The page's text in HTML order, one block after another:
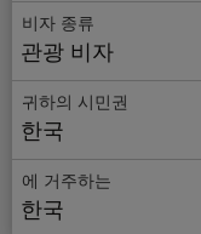
비자 종류
관광 비자
귀하의 시민권
한국
에 거주하는
한국
온
라